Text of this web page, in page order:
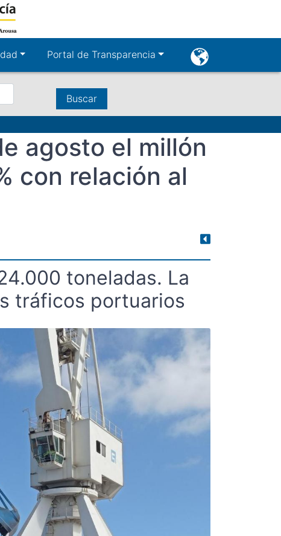
Portal de Transparencia
account
agosto el millón
con relación al
toneladas. La
tráficos portuarios